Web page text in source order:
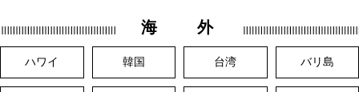
海 外
ハワイ 韓国 台湾 バリ島